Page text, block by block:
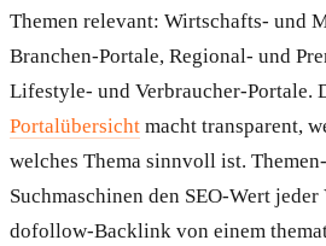
Themen relevant: Wirtschafts- und
Branchen-Portale, Regional- und
Lifestyle- und Verbraucher-Portale.
Portalübersicht macht transparent,
welches Thema sinnvoll ist.
Suchmaschinen den SEO-Wert
dofollow-Backlink von einem